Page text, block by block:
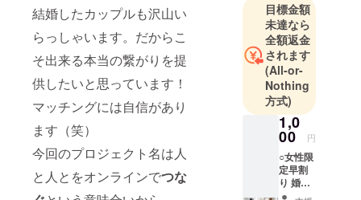
結婚したカップルも沢山い
らっしゃいます。だからこ
そ出来る本当の繋がりを提
供したいと思っています！
マッチングには自信があり
ます（笑）
今回のプロジェクト名は人
と人とをオンラインでつな
目標金額
未達なら
全額返金
されます
(All-or-
Nothing
方式)
1,0
00 円
○女性限
定早割
り 婚活
支援サ